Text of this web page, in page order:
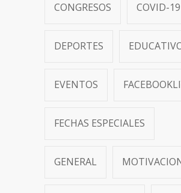
CONGRESOS COVID-19
DEPORTES
EVENTOS
FECHAS ESPECIALES
GENERAL